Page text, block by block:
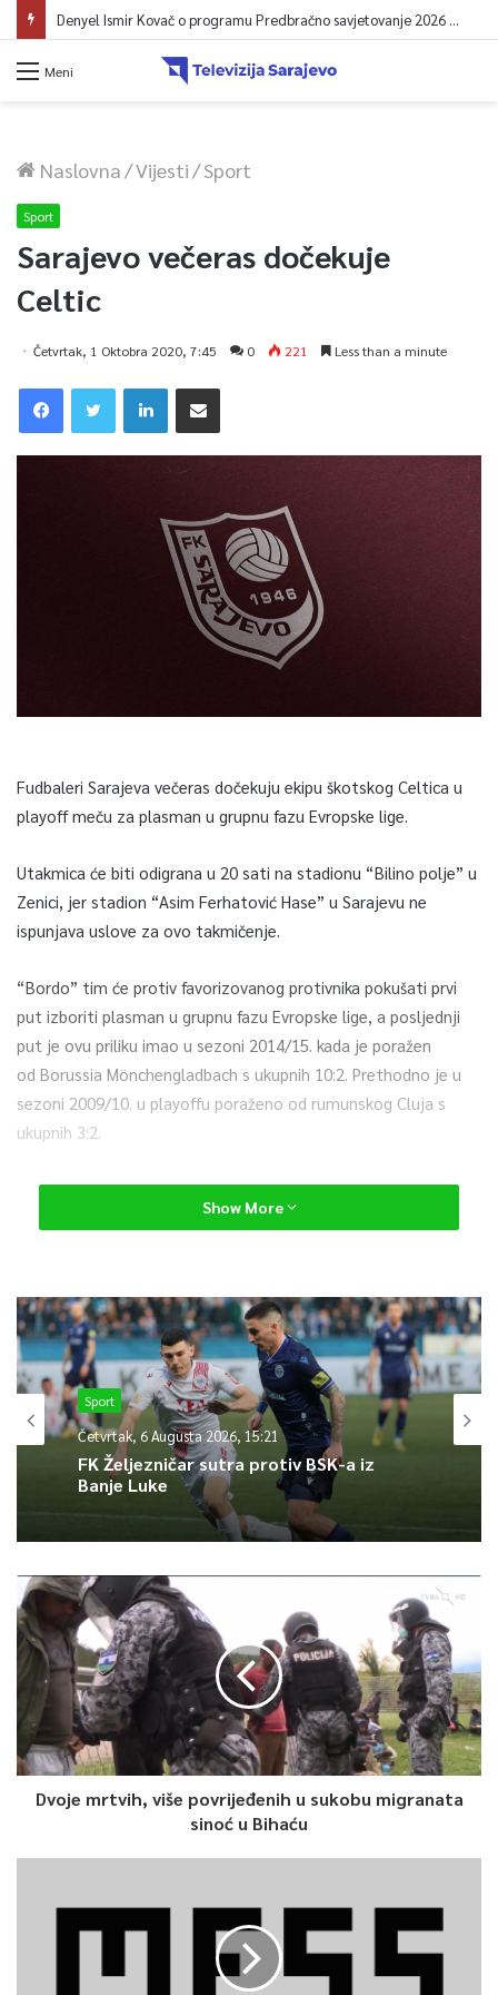
Denyel Ismir Kovač o programu Predbračno savjetovanje 2026 (video)
Meni
Naslovna/Vijesti/Sport
Sport
Sarajevo večeras dočekuje
Celtic
Četvrtak, 1 Oktobra 2020, 7:45 0 221 Less than a minute
Fudbaleri Sarajeva večeras dočekuju ekipu škotskog Celtica u
playoff meču za plasman u grupnu fazu Evropske lige.
Utakmica će biti odigrana u 20 sati na stadionu “Bilino polje” u
Zenici, jer stadion “Asim Ferhatović Hase” u Sarajevu ne
ispunjava uslove za ovo takmičenje.
“Bordo” tim će protiv favorizovanog protivnika pokušati prvi
put izboriti plasman u grupnu fazu Evropske lige, a posljednji
put je ovu priliku imao u sezoni 2014/15. kada je poražen
od Borussia Mönchengladbach s ukupnih 10:2. Prethodno je u
sezoni 2009/10. u playoffu poraženo od rumunskog Cluja s
ukupnih 3:2.
Sarajevo je protiv Celtica igralo prošle sezone na stadionu
“Asim Ferhatović Hase” u prvom pretkolu Lige prvaka, kada je
0
Article Rating
Show More
Sport
Četvrtak, 6 Augusta 2026, 15:21
FK Željezničar sutra protiv BSK-a iz
Banje Luke
Dvoje mrtvih, više povrijeđenih u sukobu migranata
sinoć u Bihaću